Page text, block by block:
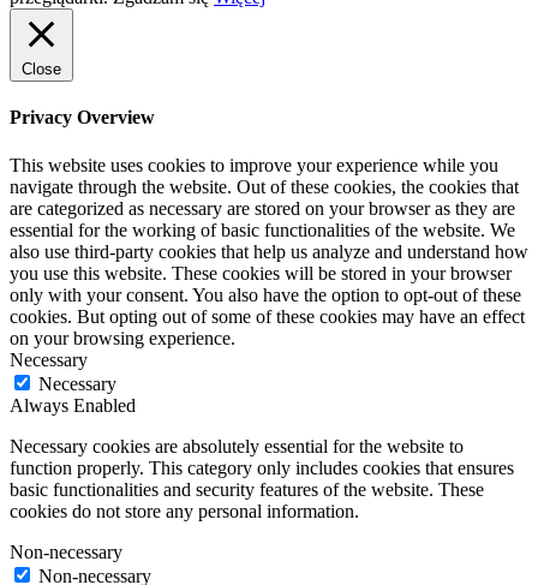
Close
Privacy Overview
This website uses cookies to improve your experience while you
navigate through the website. Out of these cookies, the cookies that
are categorized as necessary are stored on your browser as they are
essential for the working of basic functionalities of the website. We
also use third-party cookies that help us analyze and understand how
you use this website. These cookies will be stored in your browser
only with your consent. You also have the option to opt-out of these
cookies. But opting out of some of these cookies may have an effect
on your browsing experience.
Necessary
Necessary
Always Enabled
Necessary cookies are absolutely essential for the website to
function properly. This category only includes cookies that ensures
basic functionalities and security features of the website. These
cookies do not store any personal information.
Non-necessary
Non-necessary